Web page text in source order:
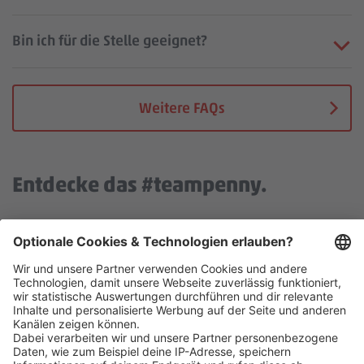
Bin ich für die Stelle geeignet?
Weitere FAQs
Entdecke das #teampenny.
Service zu laden!
Inhalte einzubetten. Dieser Service kann Daten zu deinen
Aktivitäten sammeln. Bitte stimme der Nutzung des Services
zu, um dieses Video anzusehen. Details siehe: Mehr
Informationen.
Mehr Informationen
Klickehier, um alle offenen Jobs zu sehen.
Impressum Datenschutz
Privatsphäre-Einstellungen